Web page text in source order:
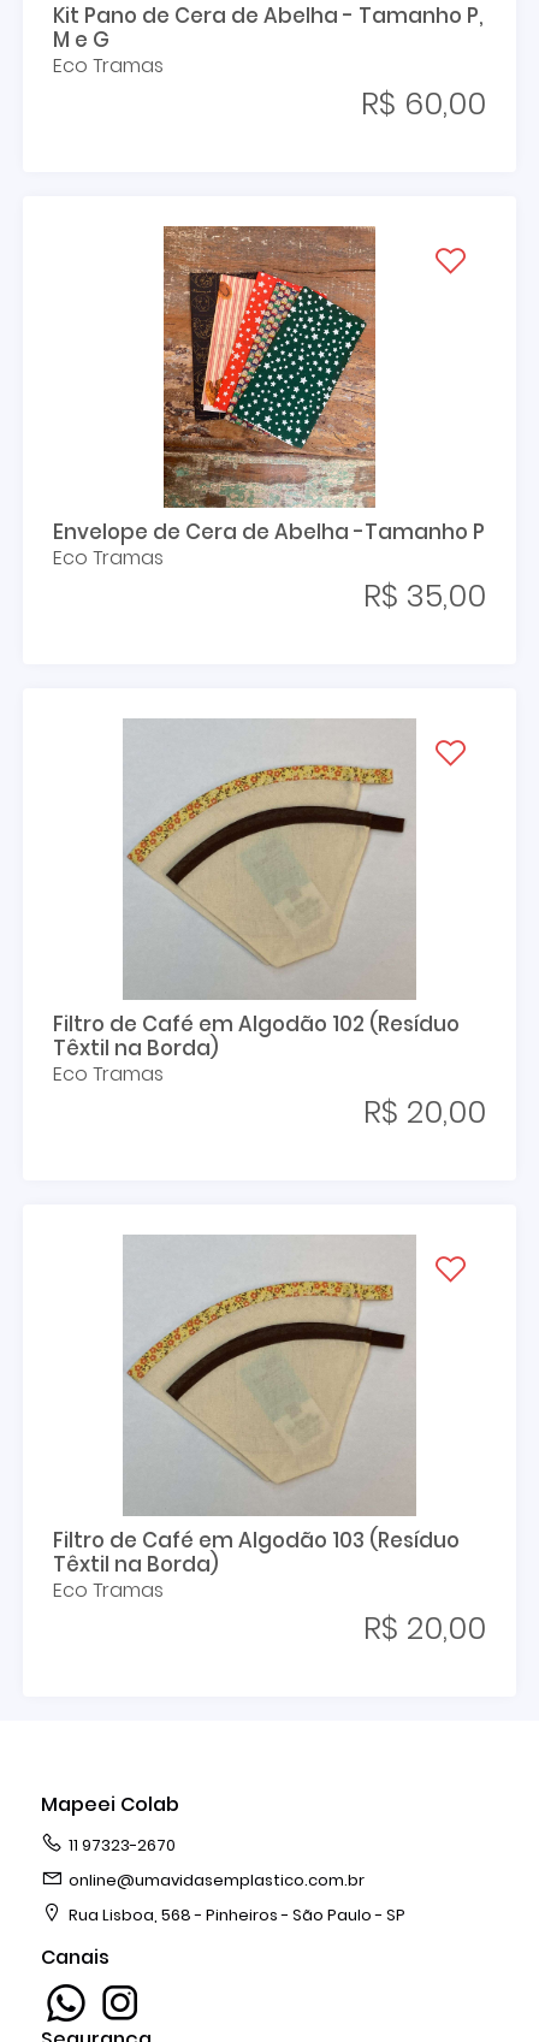
Kit Pano de Cera de Abelha - Tamanho P,
M e G
Eco Tramas
R$ 60,00
Envelope de Cera de Abelha -Tamanho P
Eco Tramas
R$ 35,00
Filtro de Café em Algodão 102 (Resíduo
Têxtil na Borda)
Eco Tramas
R$ 20,00
Filtro de Café em Algodão 103 (Resíduo
Têxtil na Borda)
Eco Tramas
R$ 20,00
Mapeei Colab
11 97323-2670
online@umavidasemplastico.com.br
Rua Lisboa, 568 - Pinheiros - São Paulo - SP
Canais